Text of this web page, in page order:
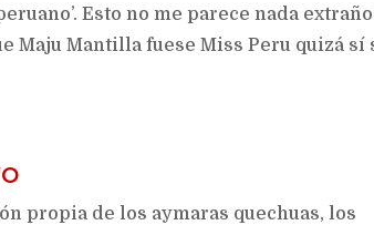
Esto no me parece nada
Maju Mantilla fuese Miss Peru quizá sí
propia de los aymaras quechuas, los